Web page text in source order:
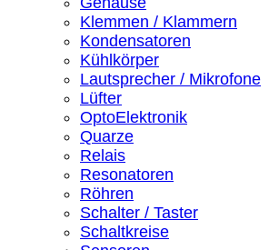
Klemmen / Klammern
Kondensatoren
Kühlkörper
Lautsprecher / Mikrofone
Lüfter
OptoElektronik
Quarze
Relais
Resonatoren
Röhren
Schalter / Taster
Schaltkreise